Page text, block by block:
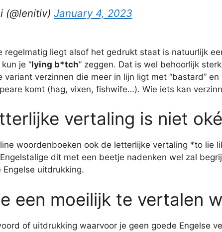
(@lenitiv) January 4, 2023
regelmatig liegt alsof het gedrukt staat is natuurlijk
je “lying b*tch” zeggen. Dat is wel behoorlijk
variant verzinnen die meer in lijn ligt met “bastard”
komt (hag, vixen, fishwife…). Wie iets kan
vertaling is niet oké
woordenboeken ook de letterlijke vertaling *to lie
dit met een beetje nadenken wel zal
Engelse uitdrukking.
een moeilijk te vertalen
of uitdrukking waarvoor je geen goede Engelse